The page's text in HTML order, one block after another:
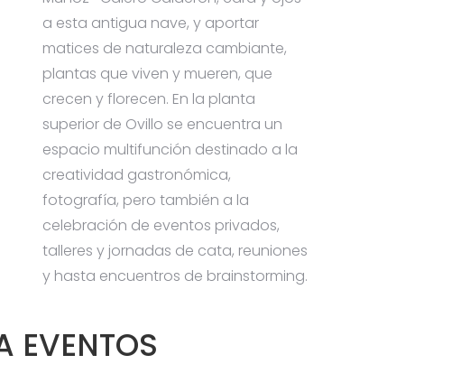
a esta antigua nave, y aportar
matices de naturaleza cambiante,
plantas que viven y mueren, que
crecen y florecen. En la planta
superior de Ovillo se encuentra un
espacio multifunción destinado a la
creatividad gastronómica,
fotografía, pero también a la
celebración de eventos privados,
talleres y jornadas de cata, reuniones
y hasta encuentros de brainstorming.
EVENTOS